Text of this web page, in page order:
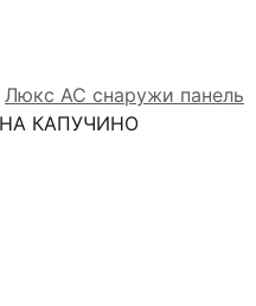
Люкс АС снаружи панель
КАПУЧИНО